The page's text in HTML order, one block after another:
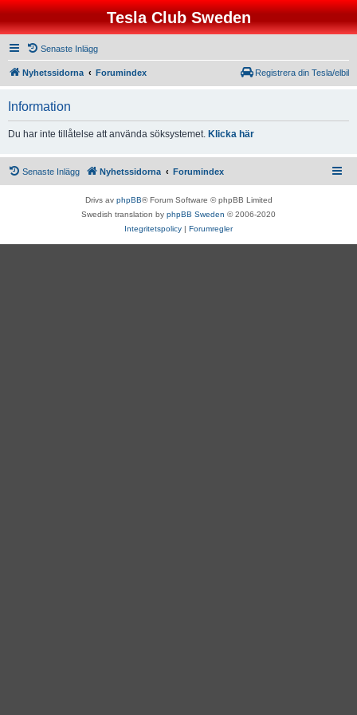
Tesla Club Sweden
Senaste Inlägg
Nyhetssidorna Forumindex Registrera din Tesla/elbil
Information
Du har inte tillåtelse att använda söksystemet. Klicka här
Senaste Inlägg Nyhetssidorna Forumindex
Drivs av phpBB® Forum Software © phpBB Limited
Swedish translation by phpBB Sweden © 2006-2020
Integritetspolicy | Forumregler